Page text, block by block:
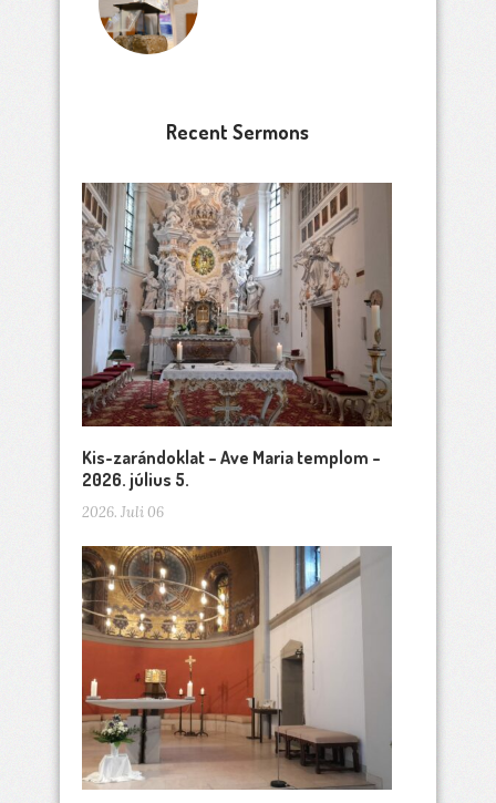
Recent Sermons
Kis-zarándoklat – Ave Maria templom –
2026. július 5.
2026. Juli 06